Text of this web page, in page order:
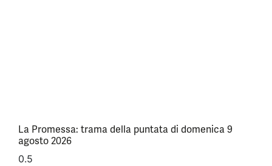
La Promessa: trama della puntata di domenica 9
agosto 2026